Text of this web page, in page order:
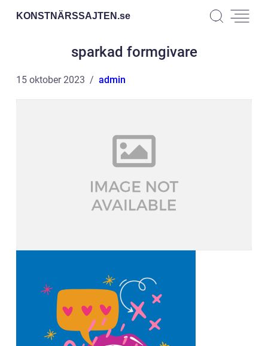
KONSTNÄRSSAJTEN.se
sparkad formgivare
15 oktober 2023 admin